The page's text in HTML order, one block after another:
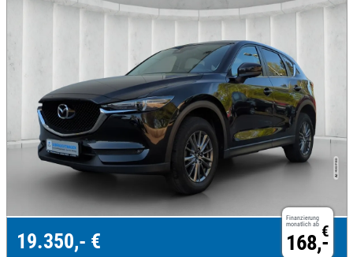
Finanzierung
monatlich ab €
168,-
19.350,- €